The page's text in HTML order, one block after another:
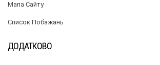
Мапа Сайту
Список Побажань
ДОДАТКОВО